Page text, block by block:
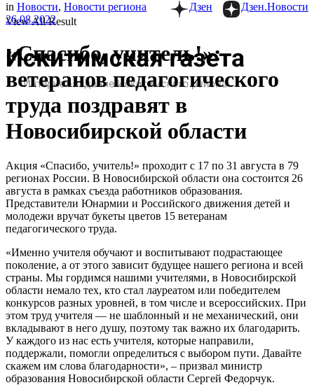
View All Result
Дзен.Новости
Дзен
in Новости, Новости региона
26.08.2022
«Спасибо, учитель!»:
ветеранов педагогического
труда поздравят в
Новосибирской области
Акция «Спасибо, учитель!» проходит с 17 по 31 августа в 79
регионах России. В Новосибирской области она состоится 26
августа в рамках съезда работников образования.
Представители Юнармии и Российского движения детей и
молодежи вручат букеты цветов 15 ветеранам
педагогического труда.
«Именно учителя обучают и воспитывают подрастающее
поколение, а от этого зависит будущее нашего региона и всей
страны. Мы гордимся нашими учителями, в Новосибирской
области немало тех, кто стал лауреатом или победителем
конкурсов разных уровней, в том числе и всероссийских. При
этом труд учителя — не шаблонный и не механический, они
вкладывают в него душу, поэтому так важно их благодарить.
У каждого из нас есть учителя, которые направили,
поддержали, помогли определиться с выбором пути. Давайте
скажем им слова благодарности», – призвал министр
образования Новосибирской области Сергей Федорчук.